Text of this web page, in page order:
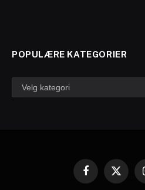
POPULÆRE KATEGORIER
Populære
kategorier
Facebook
X